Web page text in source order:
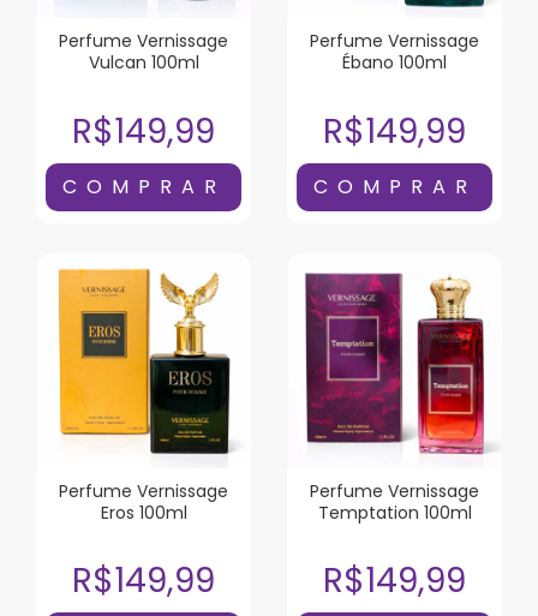
Perfume Vernissage
Vulcan 100ml
R$149,99
Perfume Vernissage
Ébano 100ml
R$149,99
Perfume Vernissage
Eros 100ml
R$149,99
Perfume Vernissage
Temptation 100ml
R$149,99